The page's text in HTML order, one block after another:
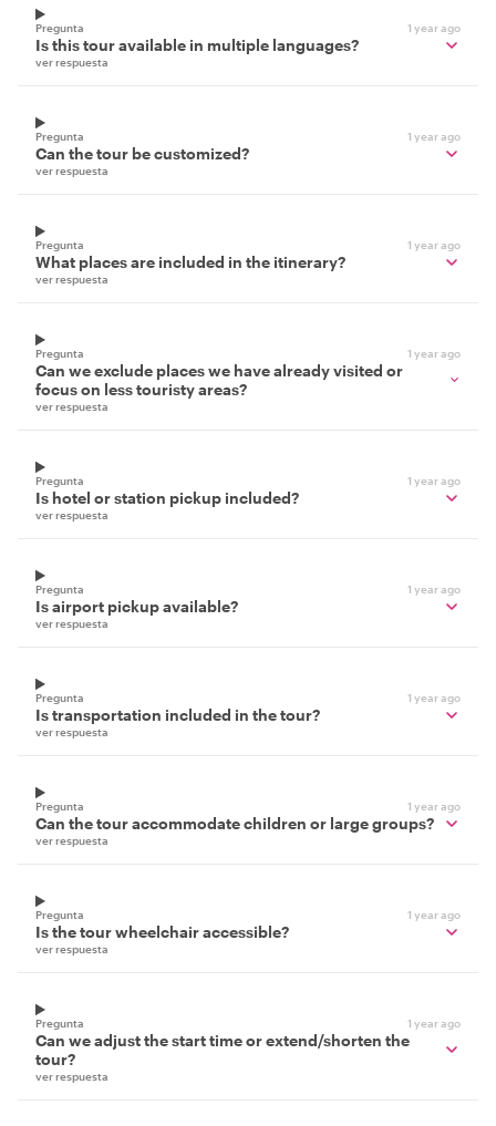
Pregunta 1 year ago
Is this tour available in multiple languages?
ver respuesta
Pregunta 1 year ago
Can the tour be customized?
ver respuesta
Pregunta 1 year ago
What places are included in the itinerary?
ver respuesta
Pregunta 1 year ago
Can we exclude places we have already visited or
focus on less touristy areas?
ver respuesta
Pregunta 1 year ago
Is hotel or station pickup included?
ver respuesta
Pregunta 1 year ago
Is airport pickup available?
ver respuesta
Pregunta 1 year ago
Is transportation included in the tour?
ver respuesta
Pregunta 1 year ago
Can the tour accommodate children or large groups?
ver respuesta
Pregunta 1 year ago
Is the tour wheelchair accessible?
ver respuesta
Pregunta 1 year ago
Can we adjust the start time or extend/shorten the
tour?
ver respuesta